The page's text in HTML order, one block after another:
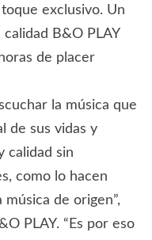
exclusivo. Un
B&O PLAY
de placer
la música que
de sus vidas y
calidad sin
como lo hacen
de origen”,
PLAY. “Es por eso